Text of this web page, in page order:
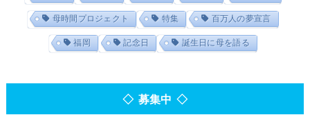
母時間プロジェクト 特集 百万人の夢宣言
福岡 記念日 誕生日に母を語る
◇ 募集中 ◇